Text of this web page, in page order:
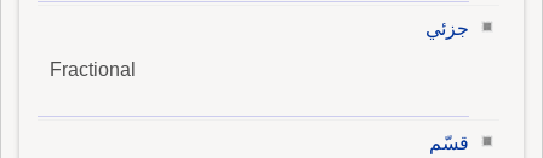
جزئي
Fractional
قسّم